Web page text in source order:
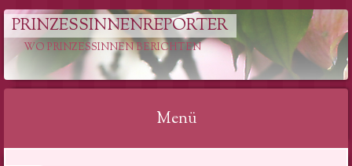
PRINZESSINNENREPORTER
WO PRINZESSINNEN BERICHTEN
Menü